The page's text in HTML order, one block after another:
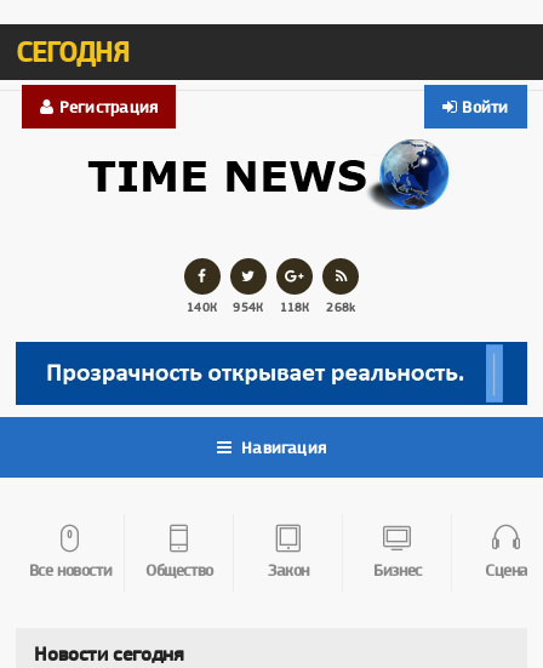
СЕГОДНЯ
Войти
Регистрация
140К 954К 118К 268k
Навигация
Все новости Общество Закон Бизнес Сцена
Новости сегодня